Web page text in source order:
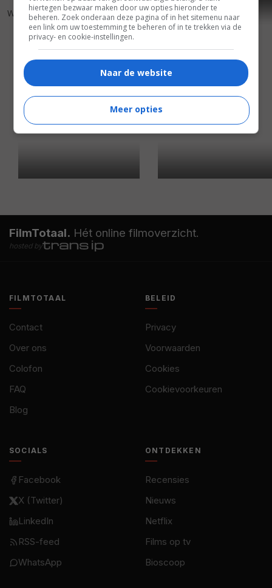
5,5
Wagon Train (1940) 8,0
Stagecoach (1939)
FilmTotaal. Hét online filmoverzicht.
hosted by
FILMTOTAAL
Contact
Over ons
Colofon
FAQ
Blog
BELEID
Privacy
Voorwaarden
Cookies
Cookievoorkeuren
SOCIALS
Facebook
X (Twitter)
LinkedIn
RSS-feed
WhatsApp
ONTDEKKEN
Recensies
Nieuws
Netflix
Films op tv
Bioscoop
hiertegen bezwaar maken door uw opties hieronder te
beheren. Zoek onderaan deze pagina of in het sitemenu naar
een link om uw toestemming te beheren of in te trekken via de
privacy- en cookie-instellingen.
Naar de website
Meer opties